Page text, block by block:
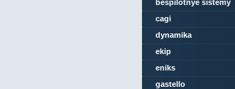
bespilotnye sistemy
cagi
dynamika
ekip
eniks
gastello